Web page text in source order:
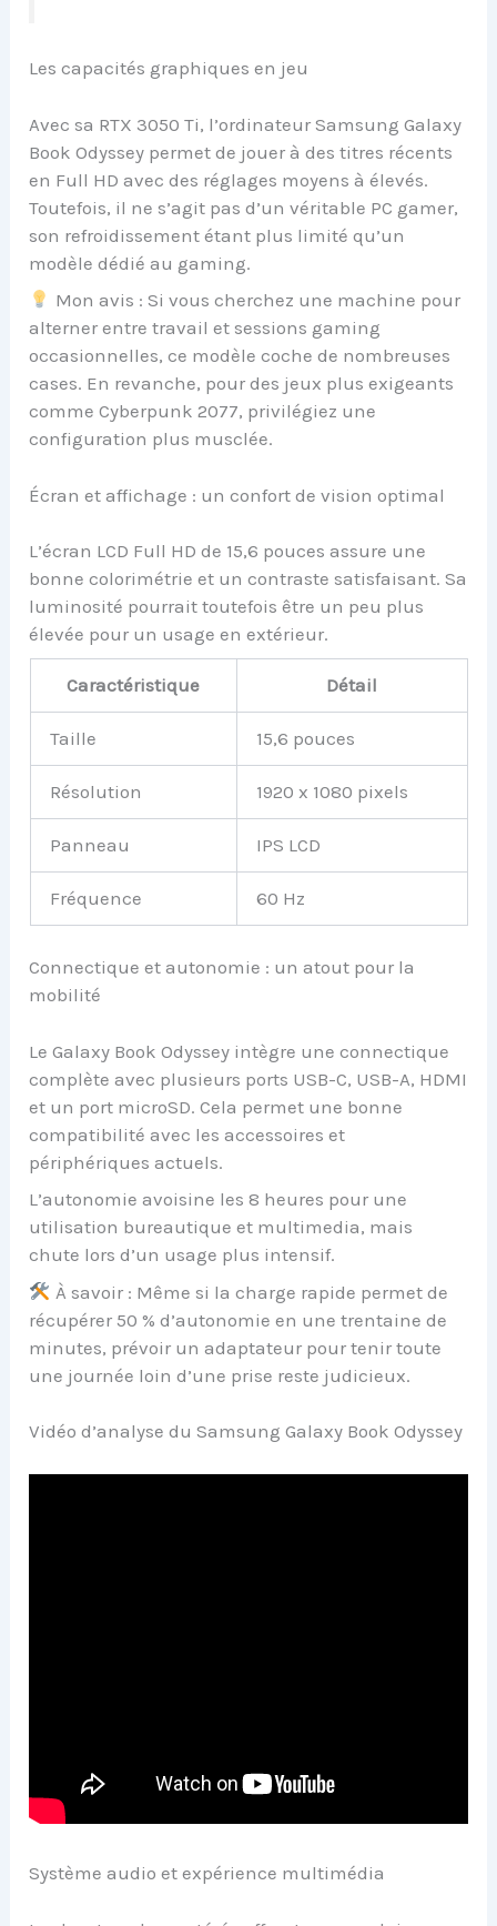
Les capacités graphiques en jeu
Avec sa RTX 3050 Ti, l’ordinateur Samsung Galaxy
Book Odyssey permet de jouer à des titres récents
en Full HD avec des réglages moyens à élevés.
Toutefois, il ne s’agit pas d’un véritable PC gamer,
son refroidissement étant plus limité qu’un
modèle dédié au gaming.
Mon avis : Si vous cherchez une machine pour
alterner entre travail et sessions gaming
occasionnelles, ce modèle coche de nombreuses
cases. En revanche, pour des jeux plus exigeants
comme Cyberpunk 2077, privilégiez une
configuration plus musclée.
Écran et affichage : un confort de vision optimal
L’écran LCD Full HD de 15,6 pouces assure une
bonne colorimétrie et un contraste satisfaisant. Sa
luminosité pourrait toutefois être un peu plus
élevée pour un usage en extérieur.
Caractéristique Détail
Taille 15,6 pouces
Résolution 1920 x 1080 pixels
Panneau IPS LCD
Fréquence 60 Hz
Connectique et autonomie : un atout pour la
mobilité
Le Galaxy Book Odyssey intègre une connectique
complète avec plusieurs ports USB-C, USB-A, HDMI
et un port microSD. Cela permet une bonne
compatibilité avec les accessoires et
périphériques actuels.
L’autonomie avoisine les 8 heures pour une
utilisation bureautique et multimedia, mais
chute lors d’un usage plus intensif.
À savoir : Même si la charge rapide permet de
récupérer 50 % d’autonomie en une trentaine de
minutes, prévoir un adaptateur pour tenir toute
une journée loin d’une prise reste judicieux.
Vidéo d’analyse du Samsung Galaxy Book Odyssey
Système audio et expérience multimédia